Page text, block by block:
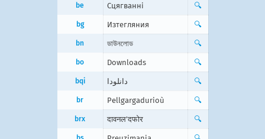
be Сцягванні 🔍
bg Изтегляния 🔍
bn ডাউনলোড 🔍
bo Downloads 🔍
bqi دانلودا 🔍
br Pellgargadurioù 🔍
brx दावनल'दफोर 🔍